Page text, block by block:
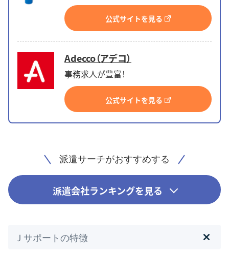
公式サイトを見る
Adecco（アデコ）
事務求人が豊富！
公式サイトを見る
派遣サーチがおすすめする
派遣会社ランキングを見る
Ｊサポートの特徴